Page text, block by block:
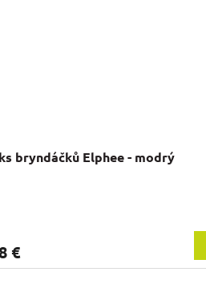
bryndáčků Elphee - modrý
€